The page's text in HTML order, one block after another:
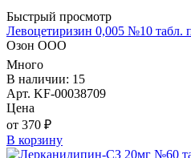
Быстрый просмотр
Левоцетиризин 0,005 №10 табл.
Озон ООО
Много
В наличии: 15
Арт. KF-00038709
Цена
от 370 ₽
В корзину